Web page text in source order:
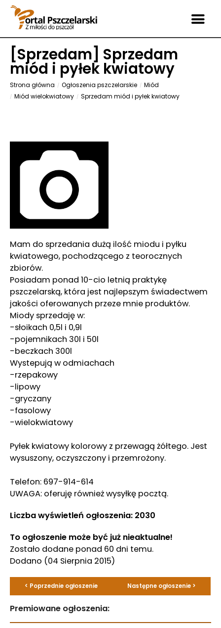
[Sprzedam] Sprzedam
miód i pyłek kwiatowy
Strona główna Ogłoszenia pszczelarskie
Miód
Miód wielokwiatowy
Sprzedam miód i pyłek kwiatowy
Mam do sprzedania dużą ilość miodu i pyłku
kwiatowego, pochodzącego z teorocznych
zbiorów.
Posiadam ponad 10-cio letnią praktykę
pszczelarską, która jest najlepszym świadectwem
jakości oferowanych przeze mnie produktów.
Miody sprzedaję w:
-słoikach 0,5l i 0,9l
-pojemnikach 30l i 50l
-beczkach 300l
Wystepują w odmiachach
-rzepakowy
-lipowy
-gryczany
-fasolowy
-wielokwiatowy
Pyłek kwiatowy kolorowy z przewagą żółtego. Jest
wysuszony, oczyszczony i przemrożony.
Telefon: 697-914-614
UWAGA: oferuję również wysyłkę pocztą.
Liczba wyświetleń ogłoszenia: 2030
To ogłoszenie może być już nieaktualne!
Zostało dodane ponad 60 dni temu.
Dodano (04 Sierpnia 2015)
< Poprzednie ogłoszenie Następne ogłoszenie >
Premiowane ogłoszenia: